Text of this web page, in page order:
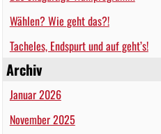
Wählen? Wie geht das?!
Tacheles, Endspurt und auf geht’s!
Archiv
Januar 2026
November 2025